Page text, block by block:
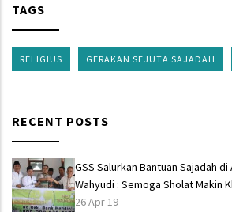
TAGS
RELIGIUS GERAKAN SEJUTA SAJADAH
RECENT POSTS
GSS Salurkan Bantuan Sajadah
Wahyudi : Semoga Sholat Makin
26 Apr 19